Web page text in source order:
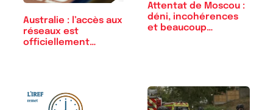
Australie : l’accès aux
réseaux est
officiellement…
Attentat de Moscou :
déni, incohérences
et beaucoup…